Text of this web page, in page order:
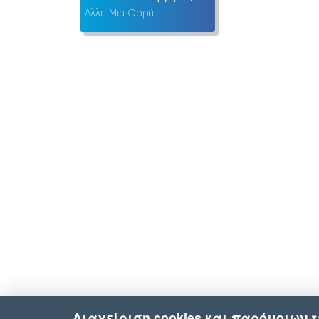
Άλλη Μια Φορά